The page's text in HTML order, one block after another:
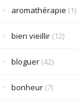
aromathérapie (1)
bien vieillir(12)
bloguer(42)
bonheur(7)